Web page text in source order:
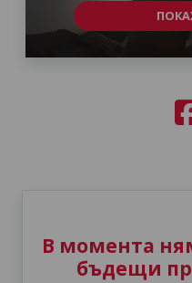
В момента
бъдещи